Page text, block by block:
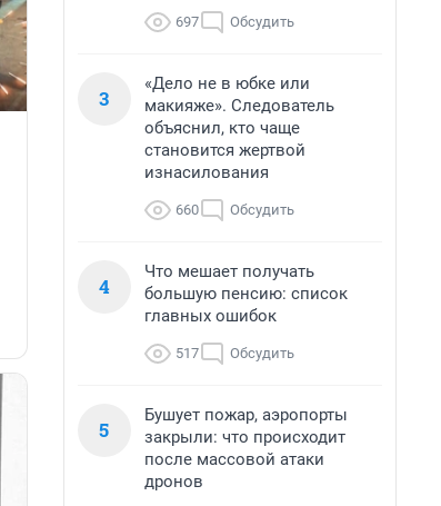
697 Обсудить
3
«Дело не в юбке или
макияже». Следователь
объяснил, кто чаще
становится жертвой
изнасилования
660 Обсудить
4
Что мешает получать
большую пенсию: список
главных ошибок
517 Обсудить
5
Бушует пожар, аэропорты
закрыли: что происходит
после массовой атаки
дронов